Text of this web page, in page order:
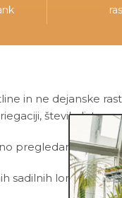
in ne dejanske
številu listov,
pregledamo in
sadilnih lončkih.